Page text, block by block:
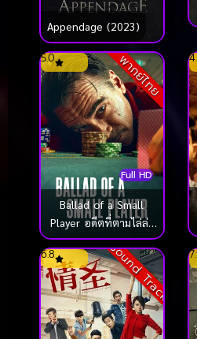
Appendage (2023)
พากย์ไทย
Full HD
5.0
Ballad of a Small
Player อดีตที่ตามไล่ล่า
(2025)Sound Track
6.8